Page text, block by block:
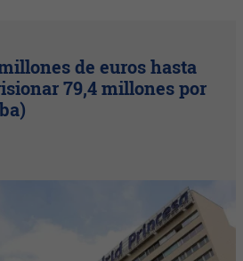
de euros hasta
79,4 millones por